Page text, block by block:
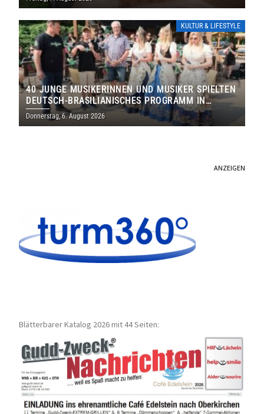
KULTUR & LIFESTYLE
40 JUNGE MUSIKERINNEN UND MUSIKER SPIELTEN
DEUTSCH-BRASILIANISCHES PROGRAMM IN
THOLEY
Donnerstag, 6. August 2026
ANZEIGEN
Blätterbarer Katalog 2026 mit 44 Seiten: